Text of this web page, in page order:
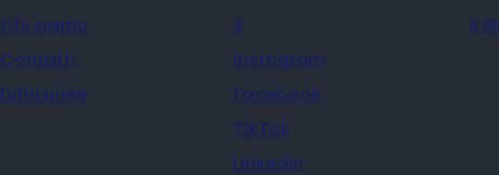
Fausto Biloslavo
Moneta
Social
X
Instagram